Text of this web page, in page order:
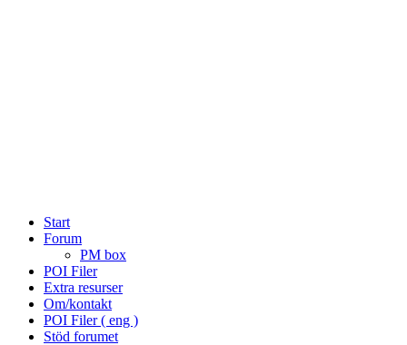
Start
Forum
PM box
POI Filer
Extra resurser
Om/kontakt
POI Filer ( eng )
Stöd forumet